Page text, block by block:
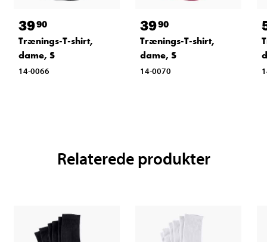
3990
Trænings-T-shirt,
dame, S
14-0066
3990
Trænings-T-shirt,
dame, S
14-0070
Relaterede produkter